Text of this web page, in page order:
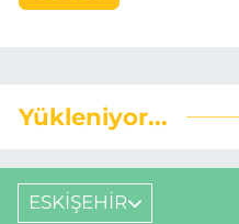
Yükleniyor...
ESKİŞEHİR